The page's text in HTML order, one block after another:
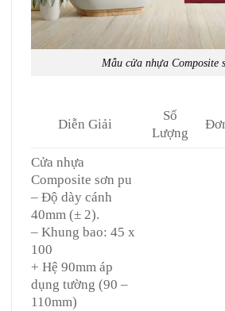
Mẫu cửa nhựa Composite
Diễn Giải
Số
Lượng
Cửa nhựa
Composite sơn pu
– Độ dày cánh
40mm (± 2).
– Khung bao: 45 x
100
+ Hệ 90mm áp
dụng tường (90 –
110mm)